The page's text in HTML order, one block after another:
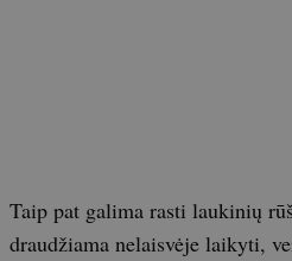
Taip pat galima rasti laukinių
draudžiama nelaisvėje laikyti,